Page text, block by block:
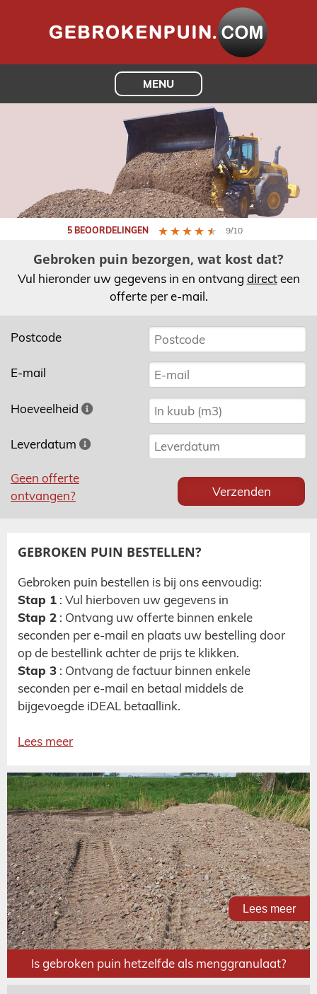
MENU
5 BEOORDELINGEN 9/10
Gebroken puin bezorgen, wat kost dat?
Vul hieronder uw gegevens in en ontvang directeen
offerte per e-mail.
Postcode
E-mail
Hoeveelheid
Leverdatum
Geen offerte
ontvangen?
GEBROKEN PUIN BESTELLEN?
Gebroken puin bestellen is bij ons eenvoudig:
Stap 1 : Vul hierboven uw gegevens in
Stap 2 : Ontvang uw offerte binnen enkele
seconden per e-mail en plaats uw bestelling door
op de bestellink achter de prijs te klikken.
Stap 3 : Ontvang de factuur binnen enkele
seconden per e-mail en betaal middels de
bijgevoegde iDEAL betaallink.
Lees meer
Lees meer
Is gebroken puin hetzelfde als menggranulaat?